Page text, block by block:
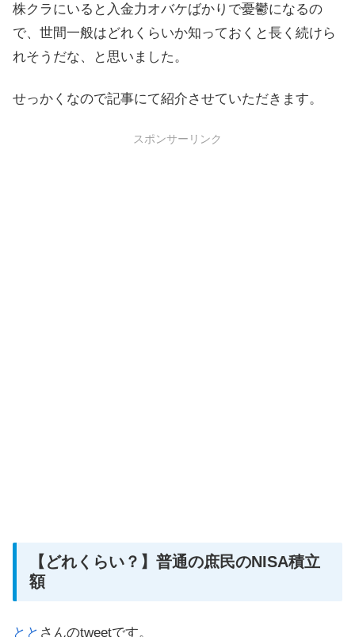
株クラにいると入金力オバケばかりで憂鬱になるの
で、世間一般はどれくらいか知っておくと長く続けら
れそうだな、と思いました。
せっかくなので記事にて紹介させていただきます。
スポンサーリンク
【どれくらい？】普通の庶民のNISA積立
額
とと さんのtweetです。